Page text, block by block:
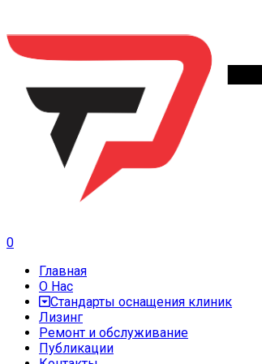
0
Главная
О Нас
Стандарты оснащения клиник
Лизинг
Ремонт и обслуживание
Публикации